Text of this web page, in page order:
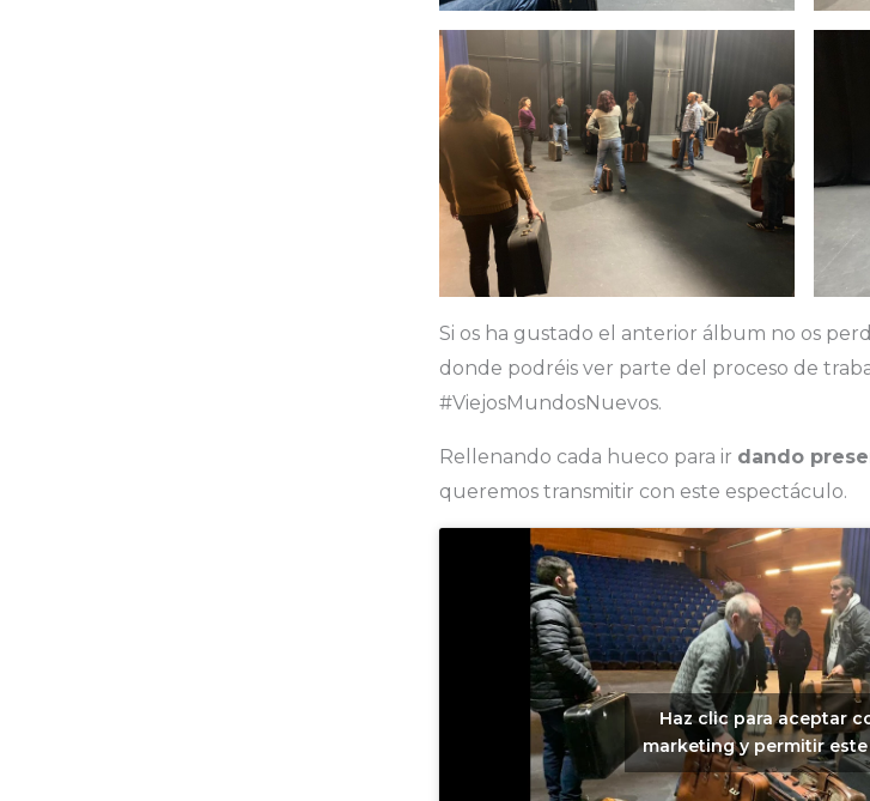
Si os ha gustado el anterior álbum no os
donde podréis ver parte del proceso de
#ViejosMundosNuevos.
Rellenando cada hueco para ir dando
queremos transmitir con este espectáculo.
Haz clic para aceptar
marketing y permitir